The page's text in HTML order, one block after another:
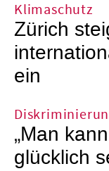
Klimaschutz
Zürich
ein
„Man
glücklich